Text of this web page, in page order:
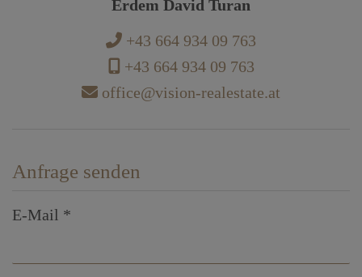
Erdem David Turan
+43 664 934 09 763
+43 664 934 09 763
office@vision-realestate.at
Anfrage senden
E-Mail